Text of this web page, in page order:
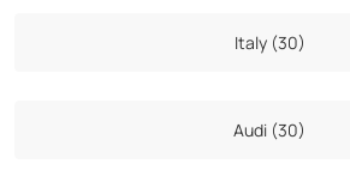
Italy (30)
Audi (30)